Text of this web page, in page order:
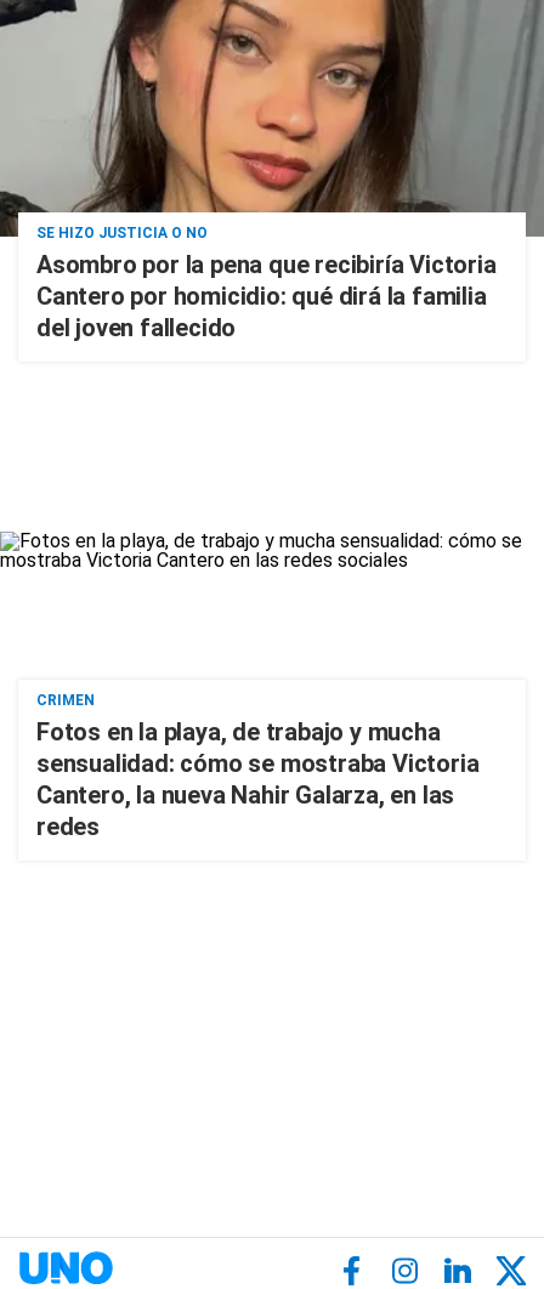
SE HIZO JUSTICIA O NO
Asombro por la pena que recibiría Victoria
Cantero por homicidio: qué dirá la familia
del joven fallecido
CRIMEN
Fotos en la playa, de trabajo y mucha
sensualidad: cómo se mostraba Victoria
Cantero, la nueva Nahir Galarza, en las
redes